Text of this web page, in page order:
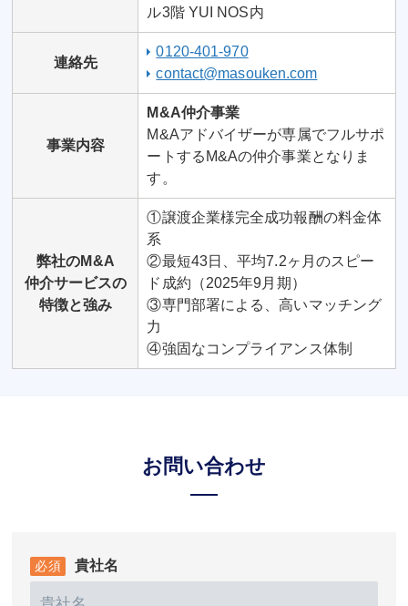
ル3階 YUI NOS内
連絡先
0120-401-970
contact@masouken.com
事業内容
M&A仲介事業
M&Aアドバイザーが専属でフルサポ
ートするM&Aの仲介事業となりま
す。
弊社のM&A
仲介サービスの
特徴と強み
①譲渡企業様完全成功報酬の料金体
系
②最短43日、平均7.2ヶ月のスピー
ド成約（2025年9月期）
③専門部署による、高いマッチング
力
④強固なコンプライアンス体制
お問い合わせ
貴社名